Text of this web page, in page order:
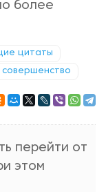
более
цитаты
совершенство
перейти от
этом